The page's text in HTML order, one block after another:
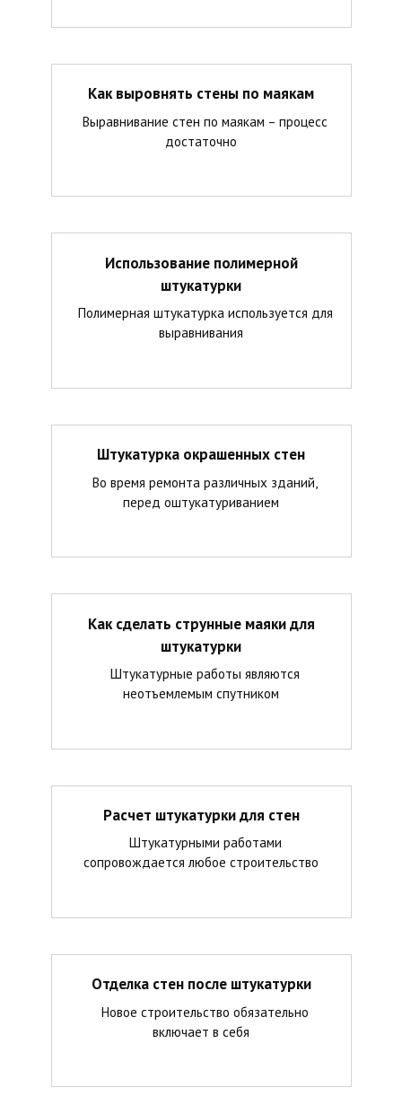
Как выровнять стены по маякам
Выравнивание стен по маякам – процесс
достаточно
Использование полимерной
штукатурки
Полимерная штукатурка используется для
выравнивания
Штукатурка окрашенных стен
Во время ремонта различных зданий,
перед оштукатуриванием
Как сделать струнные маяки для
штукатурки
Штукатурные работы являются
неотъемлемым спутником
Расчет штукатурки для стен
Штукатурными работами
сопровождается любое строительство
Отделка стен после штукатурки
Новое строительство обязательно
включает в себя